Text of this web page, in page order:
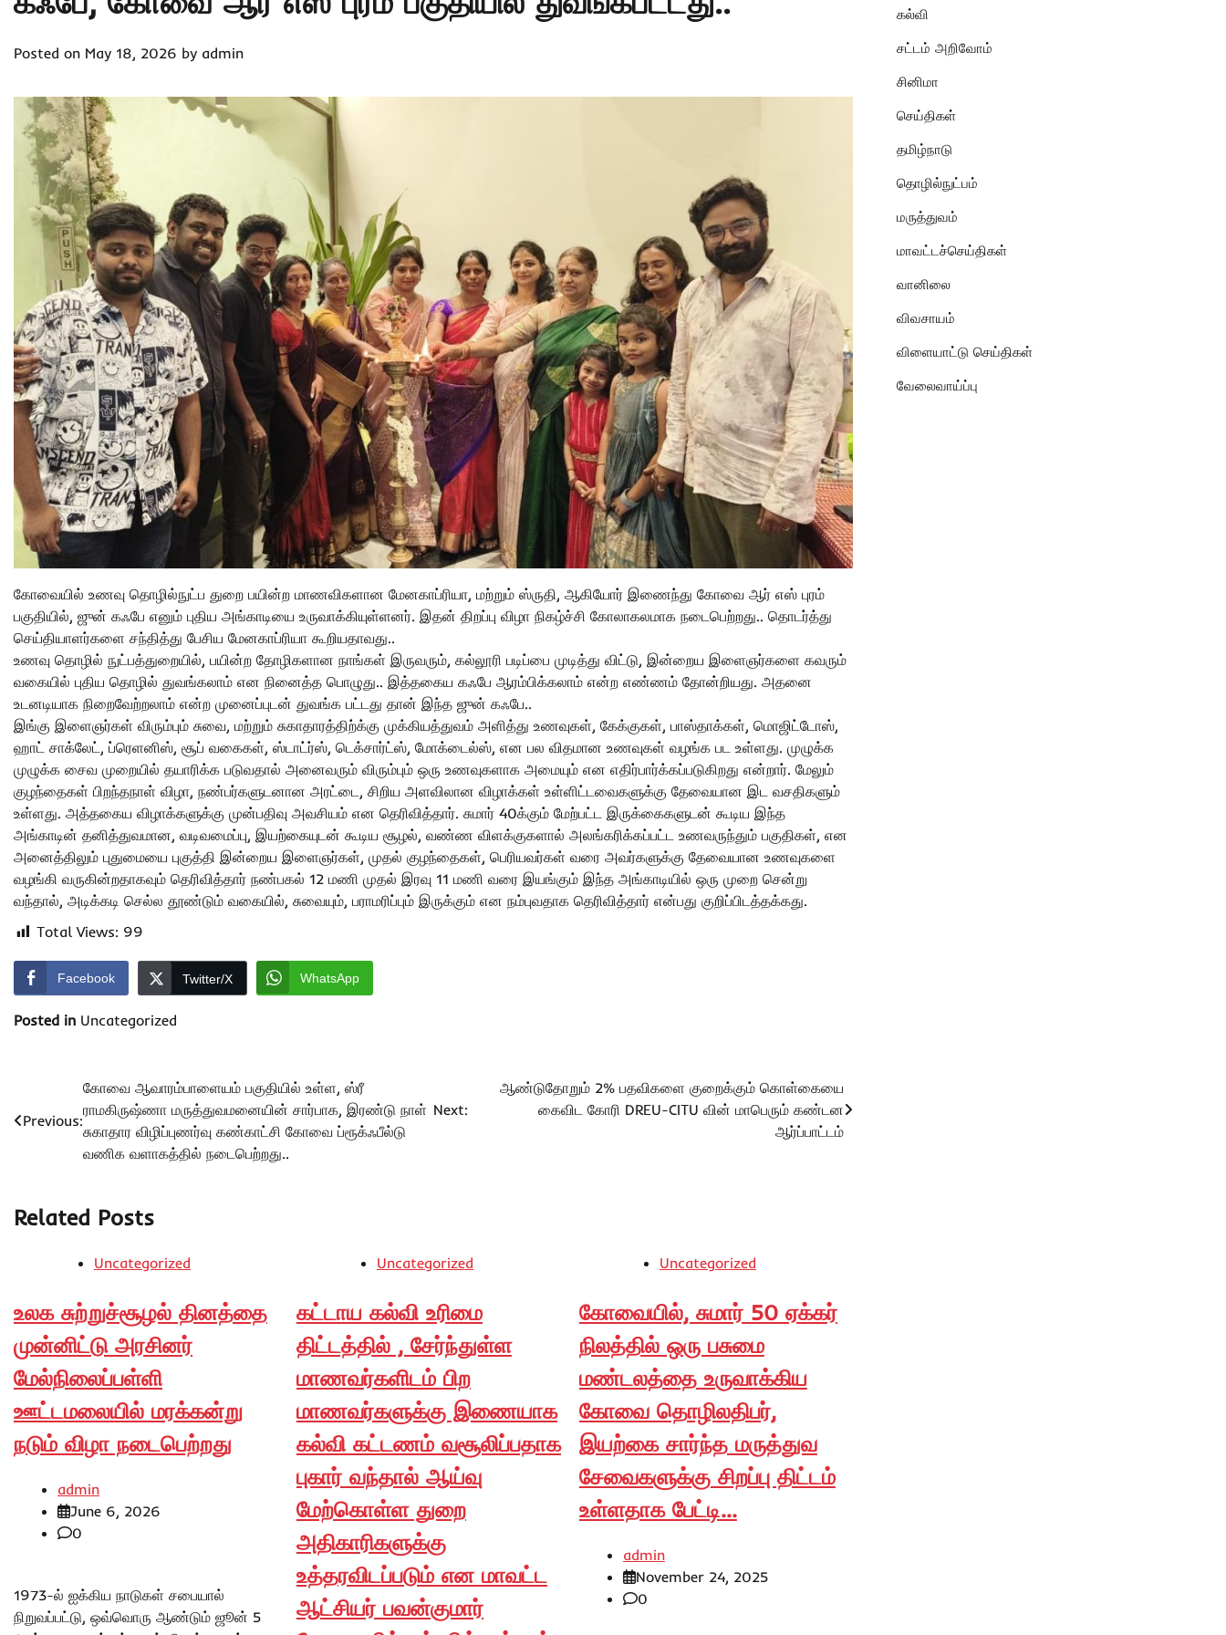
Posted on May 18, 2026 by admin
கோவையில் உணவு தொழில்நுட்ப துறை பயின்ற மாணவிகளான மேனகாப்ரியா, மற்றும் ஸ்ருதி, ஆகியோர் இணைந்து கோவை ஆர் எஸ் புரம்
பகுதியில், ஜுன் கஃபே எனும் புதிய அங்காடியை உருவாக்கியுள்ளனர். இதன் திறப்பு விழா நிகழ்ச்சி கோலாகலமாக நடைபெற்றது.. தொடர்த்து
செய்தியாளர்களை சந்தித்து பேசிய மேனகாப்ரியா கூறியதாவது..
உணவு தொழில் நுட்பத்துறையில், பயின்ற தோழிகளான நாங்கள் இருவரும், கல்லூரி படிப்பை முடித்து விட்டு, இன்றைய இளைஞர்களை கவரும்
வகையில் புதிய தொழில் துவங்கலாம் என நினைத்த பொழுது.. இத்தகைய கஃபே ஆரம்பிக்கலாம் என்ற எண்ணம் தோன்றியது. அதனை
உடனடியாக நிறைவேற்றலாம் என்ற முனைப்புடன் துவங்க பட்டது தான் இந்த ஜுன் கஃபே..
இங்கு இளைஞர்கள் விரும்பும் சுவை, மற்றும் சுகாதாரத்திற்க்கு முக்கியத்துவம் அளித்து உணவுகள், கேக்குகள், பாஸ்தாக்கள், மொஜிட்டோஸ்,
ஹாட் சாக்லேட், ப்ரெளனிஸ், சூப் வகைகள், ஸ்டாட்ர்ஸ், டெக்சார்ட்ஸ், மோக்டைல்ஸ், என பல விதமான உணவுகள் வழங்க பட உள்ளது. முழுக்க
முழுக்க சைவ முறையில் தயாரிக்க படுவதால் அனைவரும் விரும்பும் ஒரு உணவுகளாக அமையும் என எதிர்பார்க்கப்படுகிறது என்றார். மேலும்
குழந்தைகள் பிறந்தநாள் விழா, நண்பர்களுடனான அரட்டை, சிறிய அளவிலான விழாக்கள் உள்ளிட்டவைகளுக்கு தேவையான இட வசதிகளும்
உள்ளது. அத்தகைய விழாக்களுக்கு முன்பதிவு அவசியம் என தெரிவித்தார். சுமார் 40க்கும் மேற்பட்ட இருக்கைகளுடன் கூடிய இந்த
அங்காடின் தனித்துவமான, வடிவமைப்பு, இயற்கையுடன் கூடிய சூழல், வண்ண விளக்குகளால் அலங்கரிக்கப்பட்ட உணவருந்தும் பகுதிகள், என
அனைத்திலும் புதுமையை புகுத்தி இன்றைய இளைஞர்கள், முதல் குழந்தைகள், பெரியவர்கள் வரை அவர்களுக்கு தேவையான உணவுகளை
வழங்கி வருகின்றதாகவும் தெரிவித்தார் நண்பகல் 12 மணி முதல் இரவு 11 மணி வரை இயங்கும் இந்த அங்காடியில் ஒரு முறை சென்று
வந்தால், அடிக்கடி செல்ல தூண்டும் வகையில், சுவையும், பராமரிப்பும் இருக்கும் என நம்புவதாக தெரிவித்தார் என்பது குறிப்பிடத்தக்கது.
Total Views: 99
Facebook Twitter/X WhatsApp
Posted in Uncategorized
navigation
Previous:
கோவை ஆவாரம்பாளையம் பகுதியில் உள்ள, ஸ்ரீ
ராமகிருஷ்ணா மருத்துவமனையின் சார்பாக, இரண்டு நாள்
சுகாதார விழிப்புணர்வு கண்காட்சி கோவை ப்ரூக்ஃபீல்டு
வணிக வளாகத்தில் நடைபெற்றது..
Next:
ஆண்டுதோறும் 2% பதவிகளை குறைக்கும் கொள்கையை
கைவிட கோரி DREU-CITU வின் மாபெரும் கண்டன
ஆர்ப்பாட்டம்
Related Posts
Uncategorized
உலக சுற்றுச்சூழல் தினத்தை
முன்னிட்டு அரசினர்
மேல்நிலைப்பள்ளி
ஊட்டமலையில் மரக்கன்று
நடும் விழா நடைபெற்றது
admin
June 6, 2026
0
1973-ல் ஐக்கிய நாடுகள் சபையால்
நிறுவப்பட்டு, ஒவ்வொரு ஆண்டும் ஜூன் 5
Uncategorized
கட்டாய கல்வி உரிமை
திட்டத்தில் , சேர்ந்துள்ள
மாணவர்களிடம் பிற
மாணவர்களுக்கு இணையாக
கல்வி கட்டணம் வசூலிப்பதாக
புகார் வந்தால் ஆய்வு
மேற்கொள்ள துறை
அதிகாரிகளுக்கு
உத்தரவிடப்படும் என மாவட்ட
ஆட்சியர் பவன்குமார்
Uncategorized
கோவையில், சுமார் 50 ஏக்கர்
நிலத்தில் ஒரு பசுமை
மண்டலத்தை உருவாக்கிய
கோவை தொழிலதிபர்,
இயற்கை சார்ந்த மருத்துவ
சேவைகளுக்கு சிறப்பு திட்டம்
உள்ளதாக பேட்டி…
admin
November 24, 2025
0
கல்வி
சட்டம் அறிவோம்
சினிமா
செய்திகள்
தமிழ்நாடு
தொழில்நுட்பம்
மருத்துவம்
மாவட்டச்செய்திகள்
வானிலை
விவசாயம்
விளையாட்டு செய்திகள்
வேலைவாய்ப்பு